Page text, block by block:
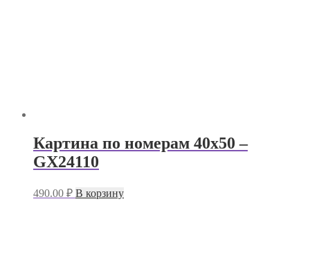
Картина по номерам 40х50 –
GX24110
490.00 ₽ В корзину